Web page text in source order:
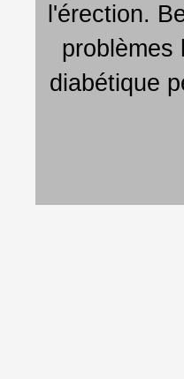
l'érection.
problèmes
diabétique